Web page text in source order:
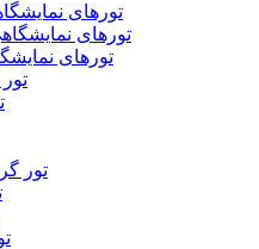
تورهای
تورهای
تورهای
تور